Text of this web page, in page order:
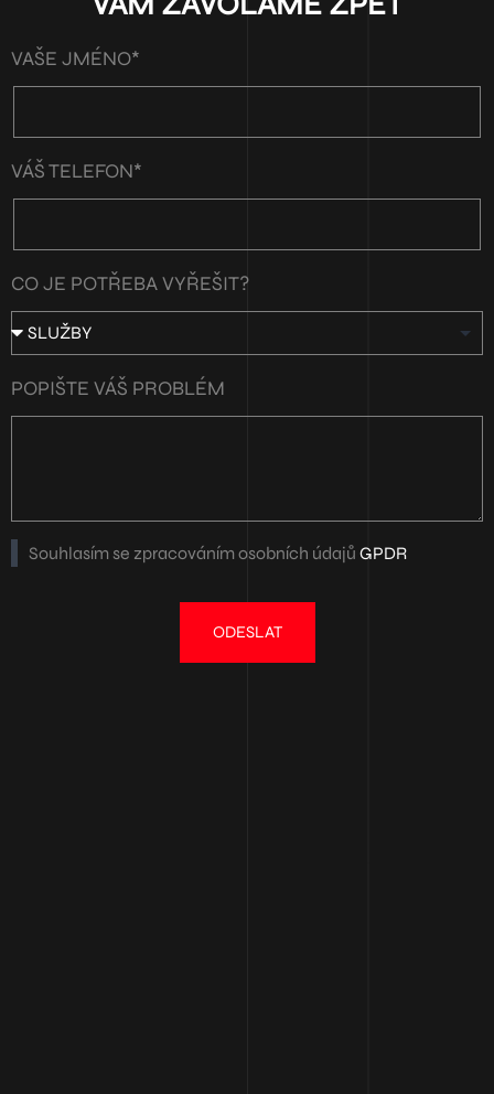
VAŠE JMÉNO*
VÁŠ TELEFON*
CO JE POTŘEBA VYŘEŠIT?
POPIŠTE VÁŠ PROBLÉM
Souhlasím se zpracováním osobních údajů GPDR
ODESLAT